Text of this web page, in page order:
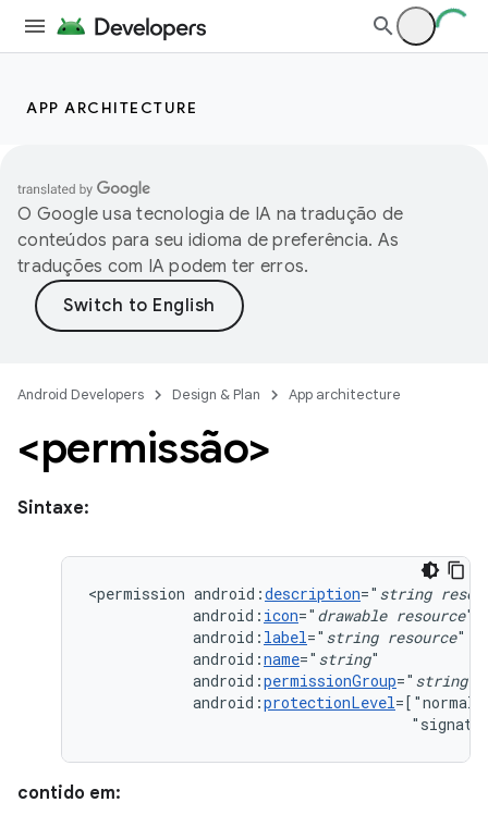
APP ARCHITECTURE
O Google usa tecnologia de IA na tradução de
conteúdos para seu idioma de preferência. As
traduções com IA podem ter erros.
Android Developers Design & Plan App architecture
<permissão>
Sintaxe:
<permission android:description=" string
android: icon=" drawable resource
android: label=" string resource
android:name=" string
android:permissionGroup=" string
android:protectionLevel=["normal"
contido em: